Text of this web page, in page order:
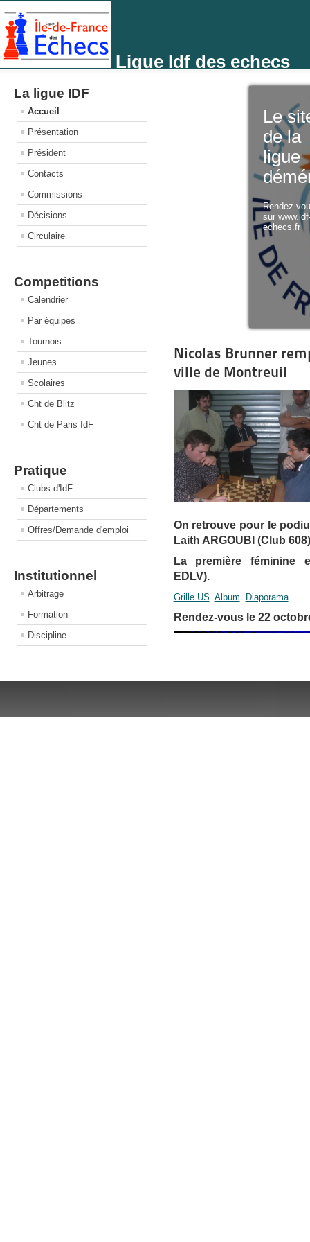
Ligue Idf des echecs
La ligue IDF
Accueil
Présentation
Président
Contacts
Commissions
Décisions
Circulaire
Competitions
Calendrier
Par équipes
Tournois
Jeunes
Scolaires
Cht de Blitz
Cht de Paris IdF
Pratique
Clubs d'IdF
Départements
Offres/Demande d'emploi
Institutionnel
Arbitrage
Formation
Discipline
Le
de la
ligue
Rendez-
sur
echecs.fr
Nicolas Brunner
ville de Montreuil
On retrouve pour le
Laith ARGOUBI (Club
La première féminine
EDLV).
Grille US Album Diaporama
Rendez-vous le 22